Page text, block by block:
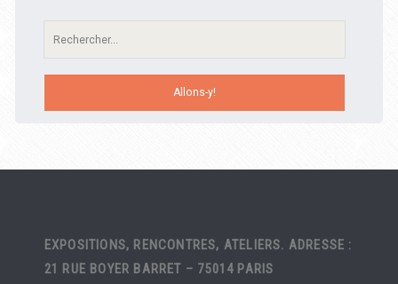
Recherche:
EXPOSITIONS, RENCONTRES, ATELIERS. ADRESSE :
21 RUE BOYER BARRET – 75014 PARIS